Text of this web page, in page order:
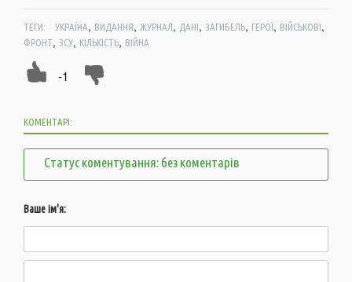
ТЕГИ: УКРАЇНА, ВИДАННЯ, ЖУРНАЛ, ДАНІ, ЗАГИБЕЛЬ, ГЕРОЇ, ВІЙСЬКОВІ,
ФРОНТ, ЗСУ, КІЛЬКІСТЬ, ВІЙНА
-1
КОМЕНТАРІ:
Статус коментування: без коментарів
Ваше ім'я: